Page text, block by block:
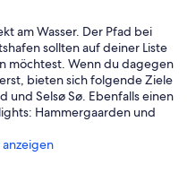
am Wasser. Der Pfad bei
sollten auf deiner Liste
möchtest. Wenn du dagegen
bieten sich folgende Ziele
und Selsø Sø. Ebenfalls einen
Hammergaarden und